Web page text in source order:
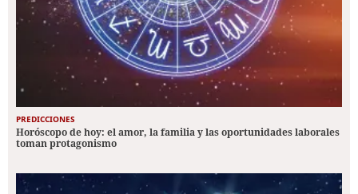
PREDICCIONES
Horóscopo de hoy: el amor, la familia y las oportunidades laborales
toman protagonismo